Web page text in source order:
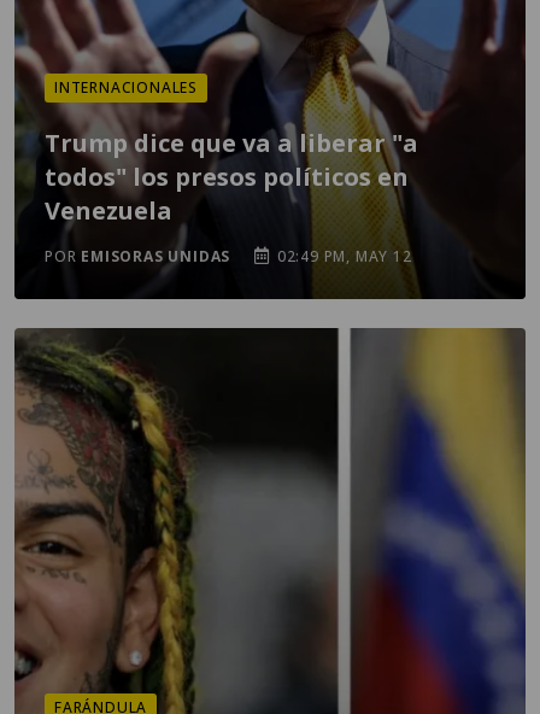
INTERNACIONALES
Trump dice que va a liberar "a
todos" los presos políticos en
Venezuela
POR EMISORAS UNIDAS 02:49 PM, MAY 12
FARÁNDULA